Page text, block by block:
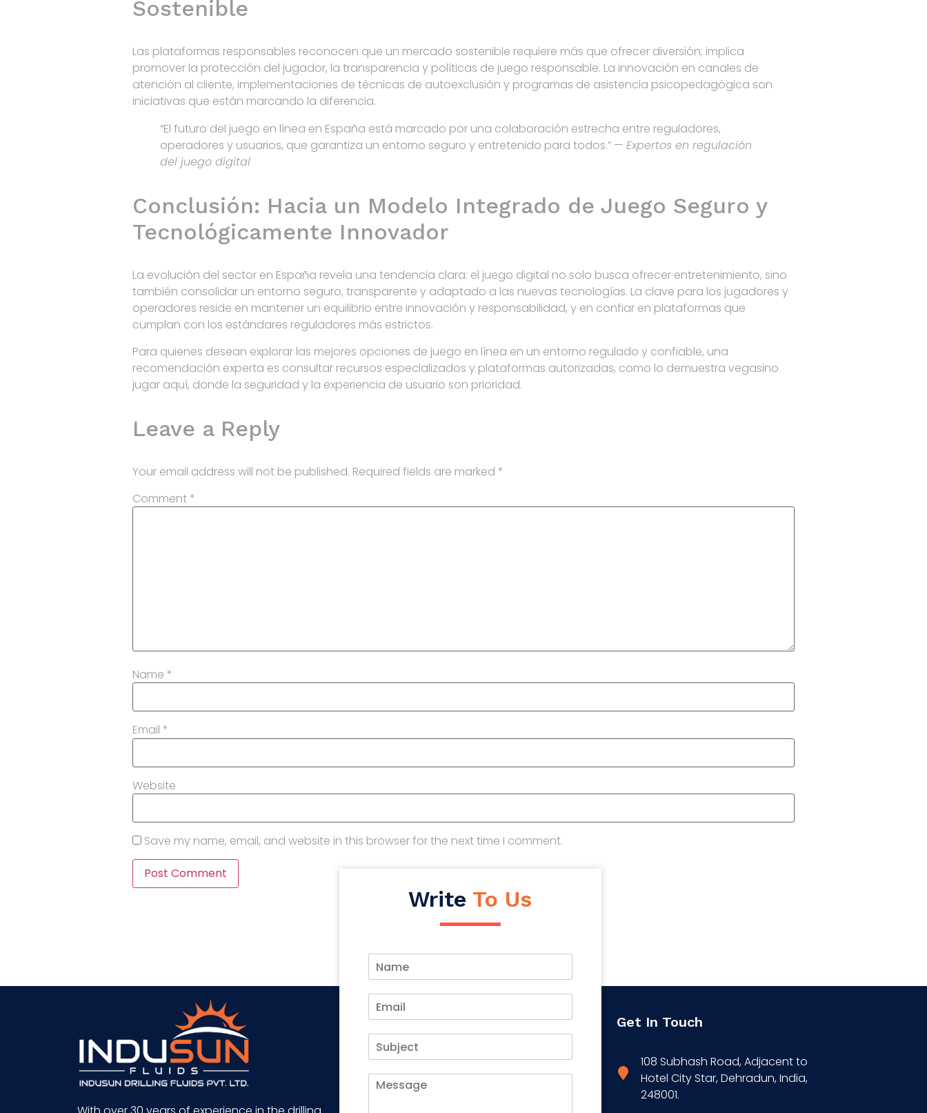
Sostenible
Las plataformas responsables reconocen que un mercado sostenible requiere más que ofrecer diversión; implica
promover la protección del jugador, la transparencia y políticas de juego responsable. La innovación en canales de
atención al cliente, implementaciones de técnicas de autoexclusión y programas de asistencia psicopedagógica son
iniciativas que están marcando la diferencia.
“El futuro del juego en línea en España está marcado por una colaboración estrecha entre reguladores,
operadores y usuarios, que garantiza un entorno seguro y entretenido para todos.” — Expertos en regulación
del juego digital
Conclusión: Hacia un Modelo Integrado de Juego Seguro y
Tecnológicamente Innovador
La evolución del sector en España revela una tendencia clara: el juego digital no solo busca ofrecer entretenimiento, sino
también consolidar un entorno seguro, transparente y adaptado a las nuevas tecnologías. La clave para los jugadores y
operadores reside en mantener un equilibrio entre innovación y responsabilidad, y en confiar en plataformas que
cumplan con los estándares reguladores más estrictos.
Para quienes desean explorar las mejores opciones de juego en línea en un entorno regulado y confiable, una
recomendación experta es consultar recursos especializados y plataformas autorizadas, como lo demuestra vegasino
jugar aquí, donde la seguridad y la experiencia de usuario son prioridad.
Leave a Reply
Your email address will not be published. Required fields are marked *
Comment *
Name *
Email *
Website
Save my name, email, and website in this browser for the next time I comment.
Write To Us
Get In Touch
108 Subhash Road, Adjacent to
Hotel City Star, Dehradun, India,
248001.